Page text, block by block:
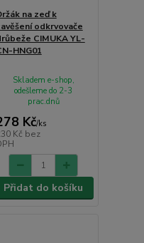
na zeď k
odkrvovače
CIMUKA YL-
HNG01
Kč/ks
Kč bez
Skladem e-shop,
odešleme do 2-3
prac.dnů
Přidat do košíku